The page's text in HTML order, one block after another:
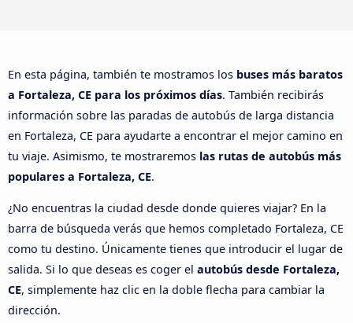
En esta página, también te mostramos los buses más baratos
a Fortaleza, CE para los próximos días. También recibirás
información sobre las paradas de autobús de larga distancia
en Fortaleza, CE para ayudarte a encontrar el mejor camino en
tu viaje. Asimismo, te mostraremos las rutas de autobús más
populares a Fortaleza, CE.
¿No encuentras la ciudad desde donde quieres viajar? En la
barra de búsqueda verás que hemos completado Fortaleza, CE
como tu destino. Únicamente tienes que introducir el lugar de
salida. Si lo que deseas es coger el autobús desde Fortaleza,
CE, simplemente haz clic en la doble flecha para cambiar la
dirección.